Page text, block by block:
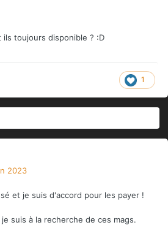
ils toujours disponible ? :D
1
2023
et je suis d'accord pour les payer !
suis à la recherche de ces mags.